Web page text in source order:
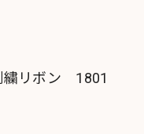
繍リボン 1801